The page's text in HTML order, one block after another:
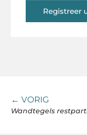
Registreer
← VORIG
Wandtegels